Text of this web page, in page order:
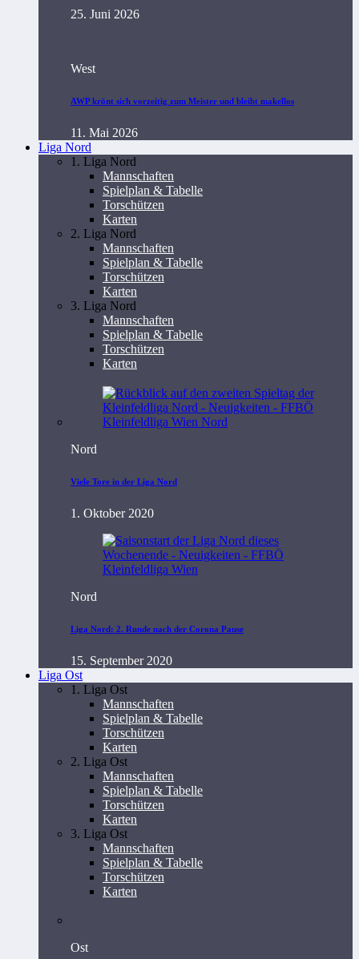
25. Juni 2026
West
AWP krönt sich vorzeitig zum Meister und bleibt makellos
11. Mai 2026
Liga Nord
1. Liga Nord
Mannschaften
Spielplan & Tabelle
Torschützen
Karten
2. Liga Nord
Mannschaften
Spielplan & Tabelle
Torschützen
Karten
3. Liga Nord
Mannschaften
Spielplan & Tabelle
Torschützen
Karten
Nord
Viele Tore in der Liga Nord
1. Oktober 2020
Nord
Liga Nord: 2. Runde nach der Corona Pause
15. September 2020
Liga Ost
1. Liga Ost
Mannschaften
Spielplan & Tabelle
Torschützen
Karten
2. Liga Ost
Mannschaften
Spielplan & Tabelle
Torschützen
Karten
3. Liga Ost
Mannschaften
Spielplan & Tabelle
Torschützen
Karten
Ost